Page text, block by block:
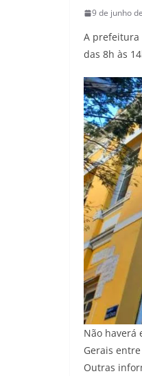
9 de junho
A prefeitura
das 8h às
Não haverá
Gerais
Outras